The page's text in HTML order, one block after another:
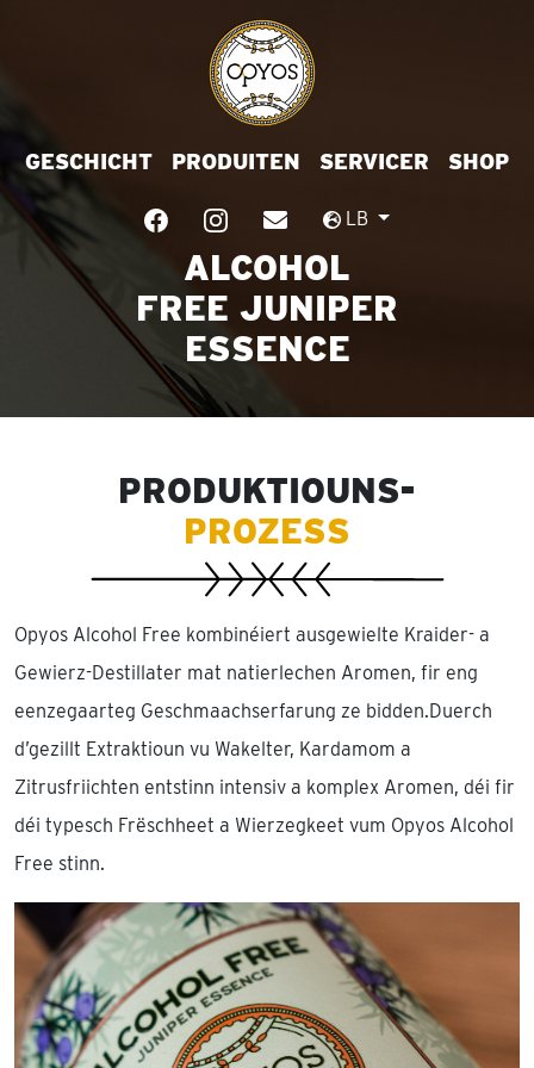
GESCHICHT PRODUITEN SERVICER SHOP
LB
ALCOHOL
FREE JUNIPER
ESSENCE
PRODUKTIOUNS-
PROZESS
Opyos Alcohol Free kombinéiert ausgewielte Kraider- a
Gewierz-Destillater mat natierlechen Aromen, fir eng
eenzegaarteg Geschmaachserfarung ze bidden.Duerch
d’gezillt Extraktioun vu Wakelter, Kardamom a
Zitrusfriichten entstinn intensiv a komplex Aromen, déi fir
déi typesch Frëschheet a Wierzegkeet vum Opyos Alcohol
Free stinn.